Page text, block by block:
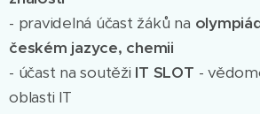
- pravidelná účast žáků na
českém jazyce, chemii
- účast na soutěži IT SLOT -
oblasti IT